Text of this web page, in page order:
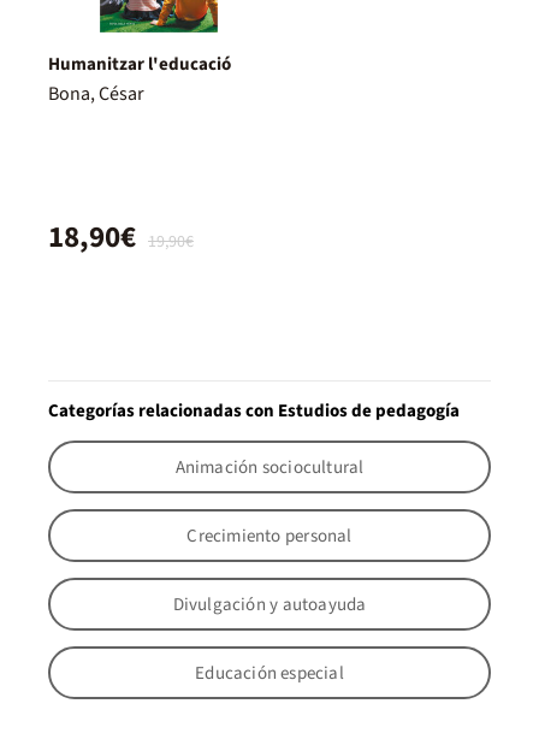
Humanitzar l'educació
Bona, César
19,90€
18,90€
Categorías relacionadas con Estudios de pedagogía
Animación sociocultural
Crecimiento personal
Divulgación y autoayuda
Educación especial